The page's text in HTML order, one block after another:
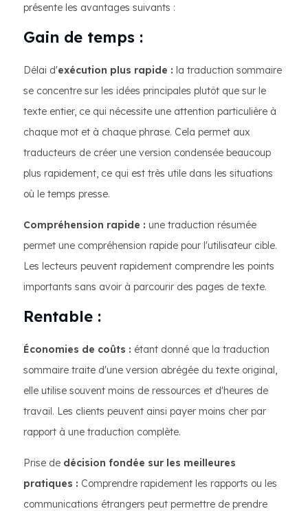
présente les avantages suivants :
Gain de temps :
Délai d'exécution plus rapide : la traduction sommaire
se concentre sur les idées principales plutôt que sur le
texte entier, ce qui nécessite une attention particulière à
chaque mot et à chaque phrase. Cela permet aux
traducteurs de créer une version condensée beaucoup
plus rapidement, ce qui est très utile dans les situations
où le temps presse.
Compréhension rapide : une traduction résumée
permet une compréhension rapide pour l'utilisateur cible.
Les lecteurs peuvent rapidement comprendre les points
importants sans avoir à parcourir des pages de texte.
Rentable :
Économies de coûts : étant donné que la traduction
sommaire traite d'une version abrégée du texte original,
elle utilise souvent moins de ressources et d'heures de
travail. Les clients peuvent ainsi payer moins cher par
rapport à une traduction complète.
Prise de décision fondée sur les meilleures
pratiques : Comprendre rapidement les rapports ou les
communications étrangers peut permettre de prendre